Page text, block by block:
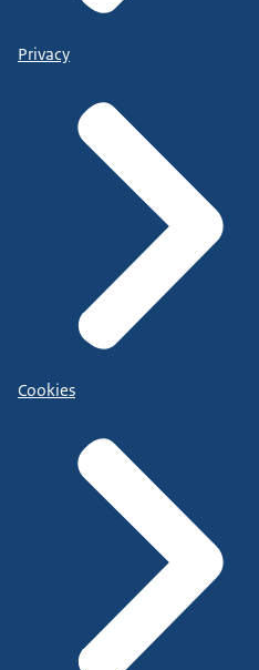
Privacy
Cookies